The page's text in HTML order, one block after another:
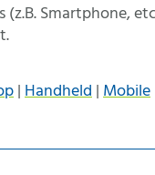
(z.B.Smartphone,
|Handheld|Mobile